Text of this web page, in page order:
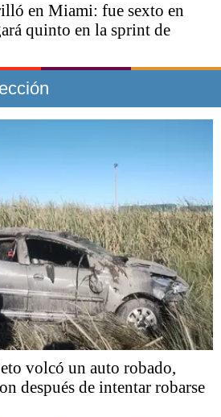
en Miami: fue sexto en
quinto en la sprint de
volcó un auto robado,
después de intentar robarse